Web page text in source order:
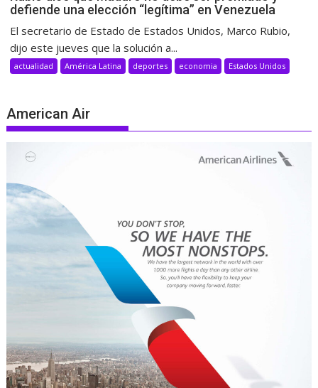
defiende una elección “legítima” en Venezuela
El secretario de Estado de Estados Unidos, Marco Rubio,
dijo este jueves que la solución a...
actualidad América Latina deportes economia Estados Unidos
American Air